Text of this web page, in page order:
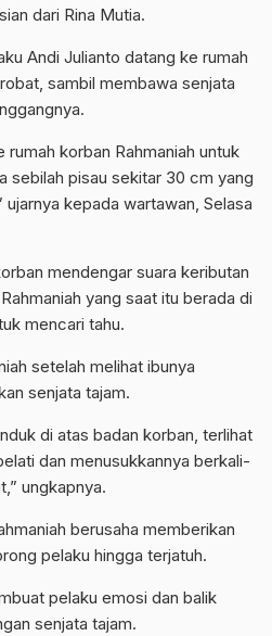
dari Rina Mutia.
Andi Julianto datang ke rumah
sambil membawa senjata
rumah korban Rahmaniah untuk
sebilah pisau sekitar 30 cm yang
kepada wartawan, Selasa
mendengar suara keributan
yang saat itu berada di
mencari tahu.
setelah melihat ibunya
senjata tajam.
di atas badan korban, terlihat
dan menusukkannya berkali-
ungkapnya.
berusaha memberikan
pelaku hingga terjatuh.
pelaku emosi dan balik
senjata tajam.